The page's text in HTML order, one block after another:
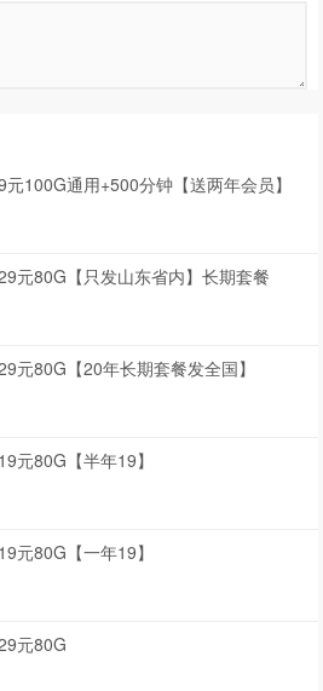
100G通用+500分钟【送两年会员】
元80G【只发山东省内】长期套餐
元80G【20年长期套餐发全国】
元80G【半年19】
元80G【一年19】
元80G